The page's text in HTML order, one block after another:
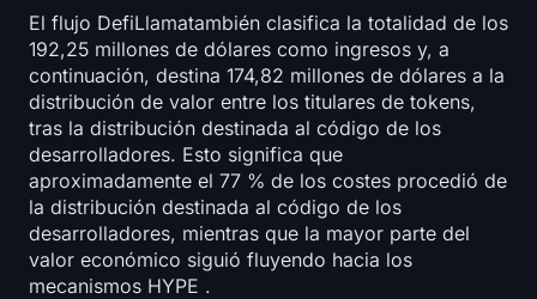
El flujo DefiLlamatambién clasifica la totalidad de los
192,25 millones de dólares como ingresos y, a
continuación, destina 174,82 millones de dólares a la
distribución de valor entre los titulares de tokens,
tras la distribución destinada al código de los
desarrolladores. Esto significa que
aproximadamente el 77 % de los costes procedió de
la distribución destinada al código de los
desarrolladores, mientras que la mayor parte del
valor económico siguió fluyendo hacia los
mecanismos HYPE .